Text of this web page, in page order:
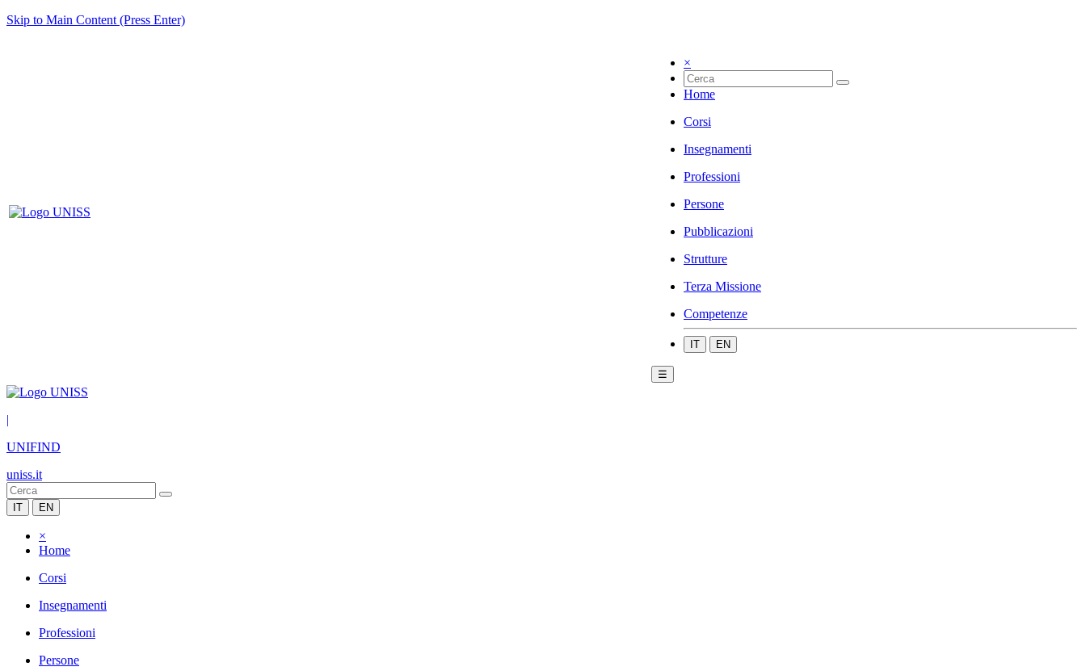
Skip to Main Content (Press Enter)
×
Home
Corsi
Insegnamenti
Professioni
Persone
Pubblicazioni
Strutture
Terza Missione
Competenze
IT EN
☰
|
UNIFIND
uniss.it
IT EN
×
Home
Corsi
Insegnamenti
Professioni
Persone